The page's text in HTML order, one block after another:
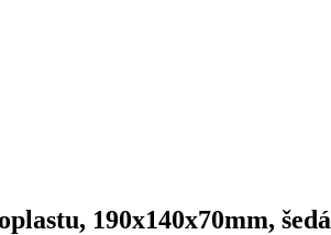
190x140x70mm, šedá